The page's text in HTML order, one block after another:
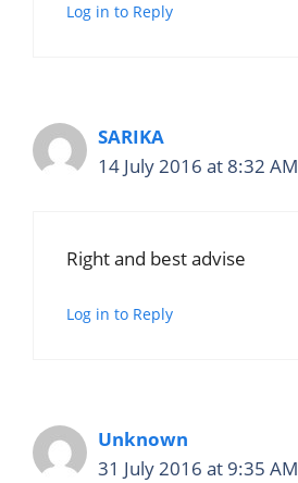
Log in to Reply
SARIKA
14 July 2016 at 8:32 AM
Right and best advise
Log in to Reply
Unknown
31 July 2016 at 9:35 AM